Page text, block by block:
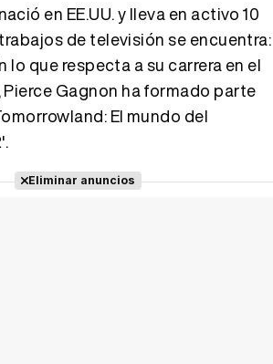
Tráiler 'Vida perra' (2026)
en EE.UU. y lleva en activo 10
de televisión se encuentra:
lo que respecta a su carrera en el
Gagnon ha formado parte
El mundo del
Eliminar anuncios